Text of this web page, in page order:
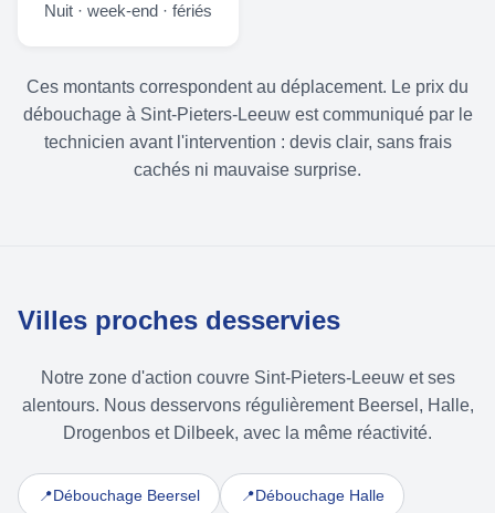
Nuit · week-end · fériés
Ces montants correspondent au déplacement. Le prix du
débouchage à Sint-Pieters-Leeuw est communiqué par le
technicien avant l'intervention : devis clair, sans frais
cachés ni mauvaise surprise.
Villes proches desservies
Notre zone d'action couvre Sint-Pieters-Leeuw et ses
alentours. Nous desservons régulièrement Beersel, Halle,
Drogenbos et Dilbeek, avec la même réactivité.
📍Débouchage Beersel 📍Débouchage Halle